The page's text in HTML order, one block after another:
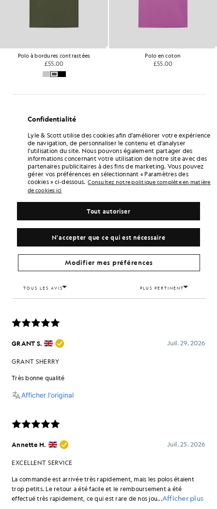
Polo à bordures contrastées
£55.00
Polo en coton
£55.00
Confidentialité
Lyle & Scott utilise des cookies afin d'améliorer votre expérience
de navigation, de personnaliser le contenu et d'analyser
l'utilisation du site. Nous pouvons également partager des
informations concernant votre utilisation de notre site avec des
partenaires publicitaires à des fins de marketing. Vous pouvez
gérer vos préférences en sélectionnant « Paramètres des
cookies » ci-dessous. Consultez notre politique complète en matière
de cookies ici
N'accepter que ce qui est nécessaire
Tout autoriser
Modifier mes préférences